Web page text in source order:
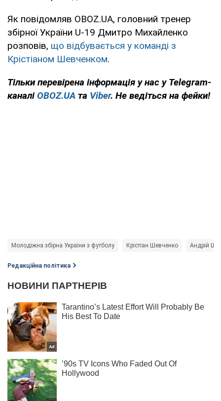
Як повідомляв OBOZ.UA, головний тренер
збірної України U-19 Дмитро Михайленко
розповів, що відбувається у команді з
Крістіаном Шевченком.
Тільки перевірена інформація у нас у Telegram-
каналі OBOZ.UA та Viber. Не ведіться на фейки!
Молодіжна збірна України з футболу Крістіан Шевченко Андрій
Редакційна політика